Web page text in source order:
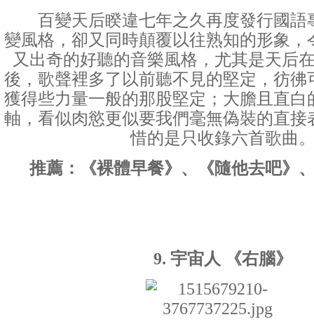
百變天后睽違七年之久再度發行國語
變風格，卻又同時顛覆以往熟知的形象，
又出奇的好聽的音樂風格，尤其是天后
後，歌聲裡多了以前聽不見的堅定，彷彿
獲得些力量一般的那股堅定；大膽且直白
軸，看似肉慾更似要我們毫無偽裝的直接
惜的是只收錄六首歌曲
推薦：《裸體早餐》、《隨他去吧》
9. 宇宙人 《右腦》